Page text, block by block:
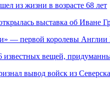
из жизни в возрасте 68 лет
выставка об Иване
— первой королевы
известных вещей,
вывод войск из